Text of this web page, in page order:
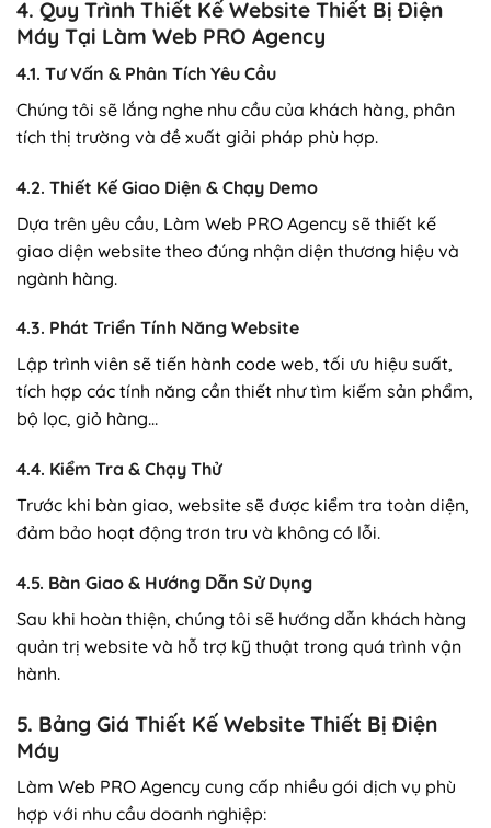
4. Quy Trình Thiết Kế Website Thiết Bị Điện
Máy Tại Làm Web PRO Agency
4.1. Tư Vấn & Phân Tích Yêu Cầu
Chúng tôi sẽ lắng nghe nhu cầu của khách hàng, phân
tích thị trường và đề xuất giải pháp phù hợp.
4.2. Thiết Kế Giao Diện & Chạy Demo
Dựa trên yêu cầu, Làm Web PRO Agency sẽ thiết kế
giao diện website theo đúng nhận diện thương hiệu và
ngành hàng.
4.3. Phát Triển Tính Năng Website
Lập trình viên sẽ tiến hành code web, tối ưu hiệu suất,
tích hợp các tính năng cần thiết như tìm kiếm sản phẩm,
bộ lọc, giỏ hàng…
4.4. Kiểm Tra & Chạy Thử
Trước khi bàn giao, website sẽ được kiểm tra toàn diện,
đảm bảo hoạt động trơn tru và không có lỗi.
4.5. Bàn Giao & Hướng Dẫn Sử Dụng
Sau khi hoàn thiện, chúng tôi sẽ hướng dẫn khách hàng
quản trị website và hỗ trợ kỹ thuật trong quá trình vận
hành.
5. Bảng Giá Thiết Kế Website Thiết Bị Điện
Máy
Làm Web PRO Agency cung cấp nhiều gói dịch vụ phù
hợp với nhu cầu doanh nghiệp: